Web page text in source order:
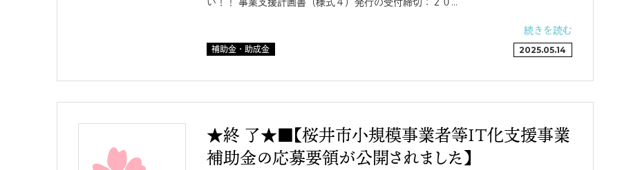
続きを読む
補助金・助成金 2025.05.14
★終 了★■【桜井市小規模事業者等IT化支援事業
補助金の応募要領が公開されました】